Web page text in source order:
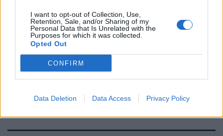
I want to opt-out of Collection, Use,
Retention, Sale, and/or Sharing of my
Personal Data that Is Unrelated with the
Purposes for which it was collected.
Opted Out
CONFIRM
Data Deletion Data Access Privacy Policy
13 Μαϊος 2026
ΠΟΥ: Εφιστά την προσοχή για το
αλάτι – Πόσο πρέπει να
καταναλώνουμε ημερησίως